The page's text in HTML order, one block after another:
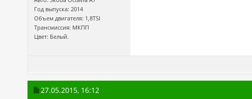
Год выпуска: 2014
Объем двигателя: 1,8TSI
Трансмиссия: МКПП
Цвет: Белый.
27.05.2015, 16:12